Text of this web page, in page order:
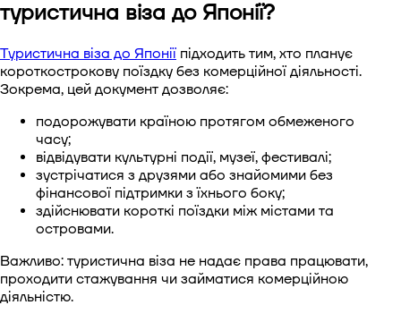
Віза до Китаю
Віза до Південної Кореї.
Віза в Сінгапур
Віза до Тайваню
Віза до В'єтнаму
туристична віза до Японії?
Туристична віза до Японії підходить тим, хто планує
короткострокову поїздку без комерційної діяльності.
Зокрема, цей документ дозволяє:
подорожувати країною протягом обмеженого
часу;
відвідувати культурні події, музеї, фестивалі;
зустрічатися з друзями або знайомими без
фінансової підтримки з їхнього боку;
здійснювати короткі поїздки між містами та
островами.
Важливо: туристична віза не надає права працювати,
проходити стажування чи займатися комерційною
діяльністю.